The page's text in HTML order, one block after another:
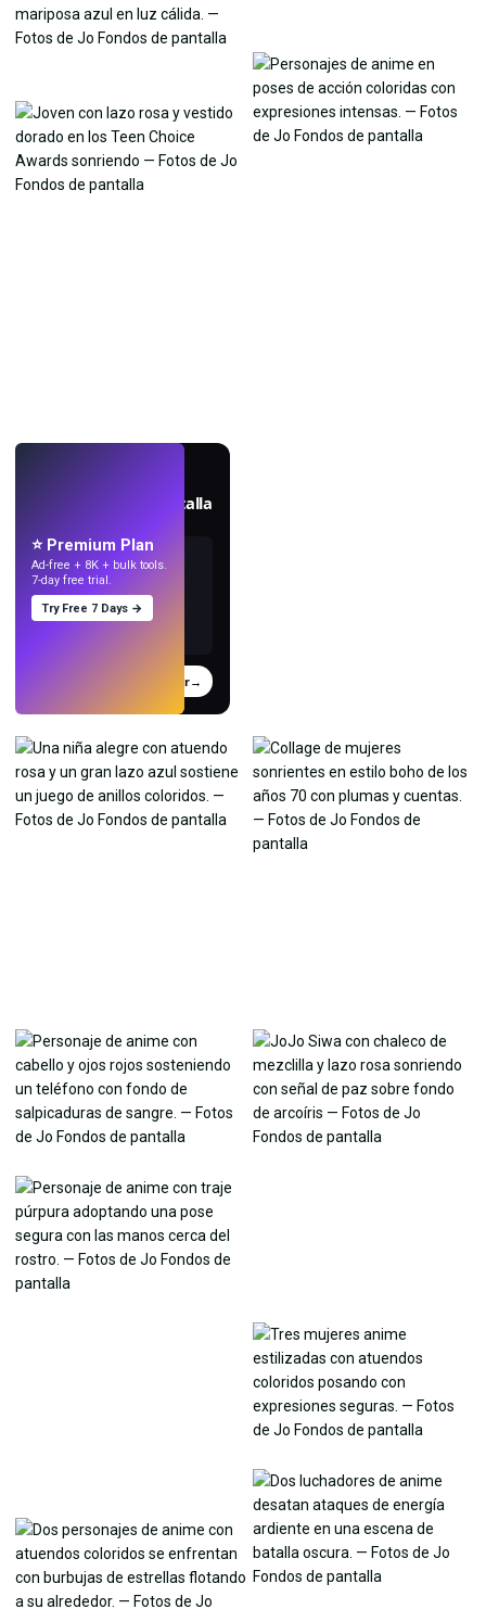
Crea fondos de pantalla
Probar →
⭐ Premium Plan
Ad-free + 8K + bulk tools.
7-day free trial.
Try Free 7 Days →